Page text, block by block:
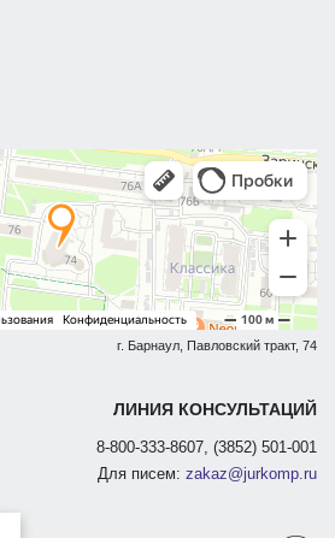
г. Барнаул, Павловский тракт, 74
ЛИНИЯ КОНСУЛЬТАЦИЙ
8-800-333-8607, (3852) 501-001
Для писем: zakaz@jurkomp.ru